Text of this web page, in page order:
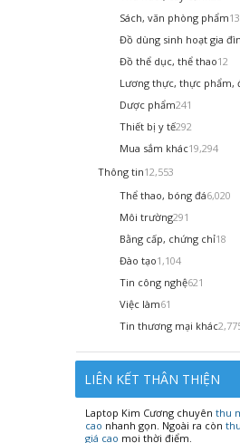
Sách, văn phòng phẩm13
Đồ dùng sinh hoạt gia
Đồ thể dục, thể thao12
Lương thực, thực phẩm,
Dược phẩm241
Thiết bị y tế292
Mua sắm khác19,294
Thông tin12,553
Thể thao, bóng đá6,020
Môi trường291
Bằng cấp, chứng chỉ18
Đào tạo1,104
Tin công nghệ621
Việc làm61
Tin thương mại khác
LIÊN KẾT THÂN THIỆN
Laptop Kim Cương chuyên thu
cao nhanh gọn. Ngoài ra còn
giá cao mọi thời điểm.